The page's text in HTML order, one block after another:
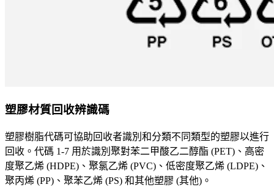
塑膠材質回收辨識碼
塑膠樹脂代碼可協助回收者識別和分類不同類型的塑膠以進行
回收。代碼 1-7 用於識別聚對苯二甲酸乙二醇酯 (PET)、高密
度聚乙烯 (HDPE)、聚氯乙烯 (PVC)、低密度聚乙烯 (LDPE)、
聚丙烯 (PP)、聚苯乙烯 (PS) 和其他塑膠 (其他)。